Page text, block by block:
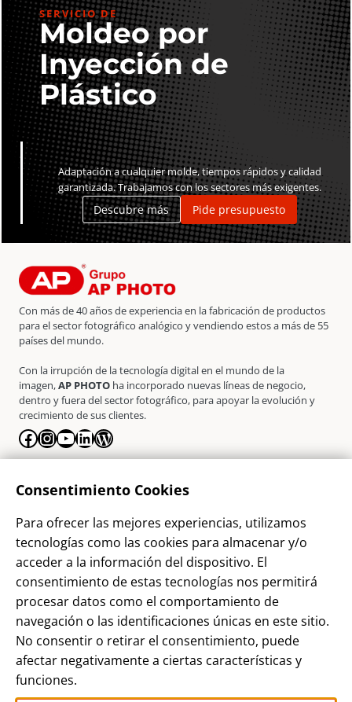
SERVICIO DE
Moldeo por
Inyección de
Plástico
Adaptación a cualquier molde, tiempos rápidos y calidad
garantizada. Trabajamos con los sectores más exigentes.
Descubre más Pide presupuesto
Con más de 40 años de experiencia en la fabricación de productos
para el sector fotográfico analógico y vendiendo estos a más de 55
países del mundo.
Con la irrupción de la tecnología digital en el mundo de la
imagen,AP PHOTO ha incorporado nuevas líneas de negocio,
dentro y fuera del sector fotográfico, para apoyar la evolución y
crecimiento de sus clientes.
Facebook
Instagram
YouTube
LinkedIn
WordPress
Contacto
Sostenibilidad
Blog
Alta Cliente
Aviso Legal
Términos y Condiciones
Política de privacidad
Consentimiento Cookies
Para ofrecer las mejores experiencias, utilizamos
tecnologías como las cookies para almacenar y/o
acceder a la información del dispositivo. El
consentimiento de estas tecnologías nos permitirá
procesar datos como el comportamiento de
navegación o las identificaciones únicas en este sitio.
No consentir o retirar el consentimiento, puede
afectar negativamente a ciertas características y
funciones.